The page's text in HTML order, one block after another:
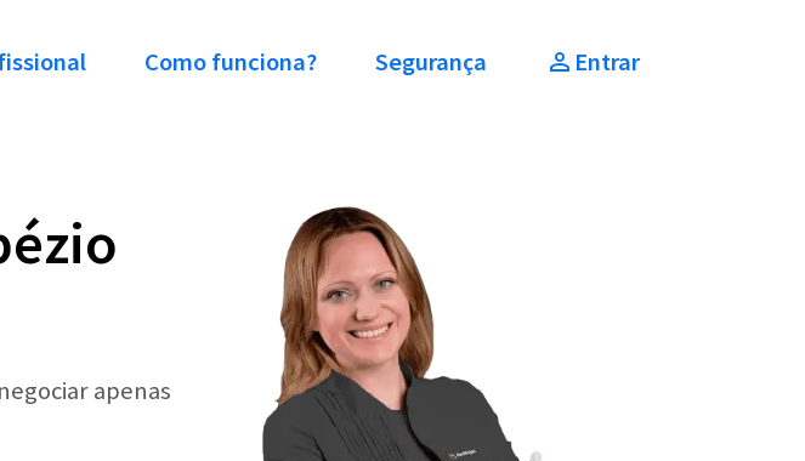
Como funciona? Segurança Entrar
apenas